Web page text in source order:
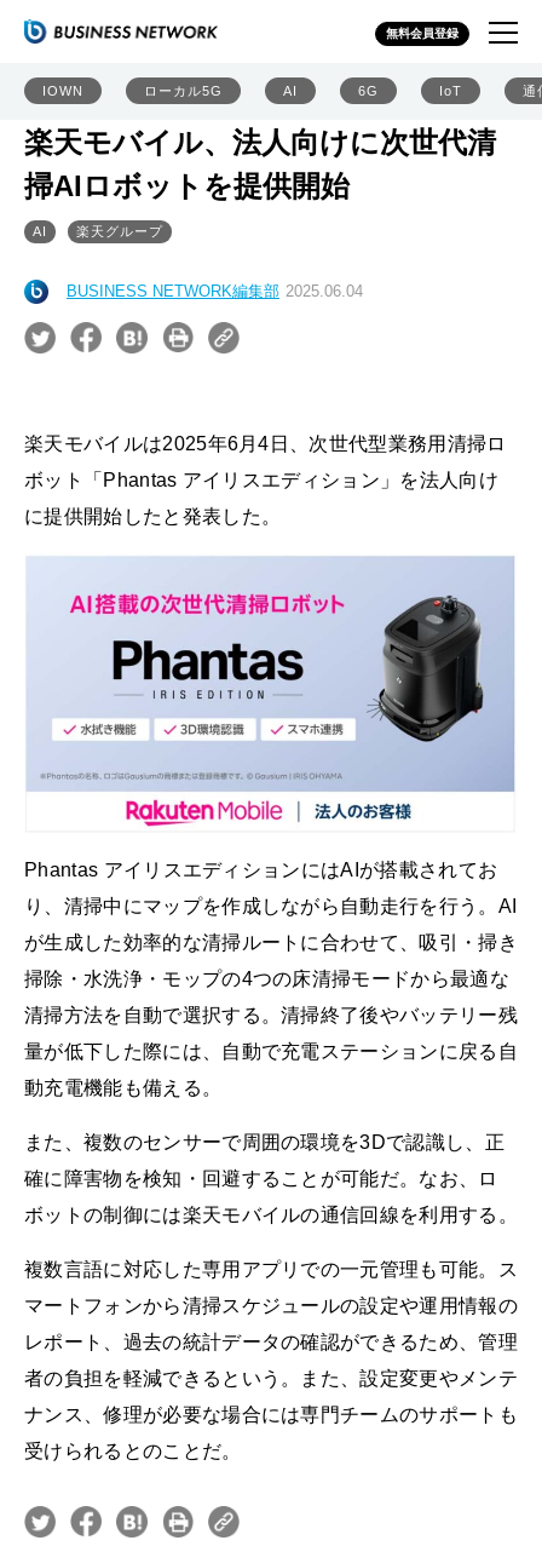
無料会員登録
IOWN ローカル5G AI 6G IoT 通
楽天モバイル、法人向けに次世代清
掃AIロボットを提供開始
AI 楽天グループ
BUSINESS NETWORK編集部 2025.06.04
楽天モバイルは2025年6月4日、次世代型業務用清掃ロ
ボット「Phantas アイリスエディション」を法人向け
に提供開始したと発表した。
Phantas アイリスエディションにはAIが搭載されてお
り、清掃中にマップを作成しながら自動走行を行う。AI
が生成した効率的な清掃ルートに合わせて、吸引・掃き
掃除・水洗浄・モップの4つの床清掃モードから最適な
清掃方法を自動で選択する。清掃終了後やバッテリー残
量が低下した際には、自動で充電ステーションに戻る自
動充電機能も備える。
また、複数のセンサーで周囲の環境を3Dで認識し、正
確に障害物を検知・回避することが可能だ。なお、ロ
ボットの制御には楽天モバイルの通信回線を利用する。
複数言語に対応した専用アプリでの一元管理も可能。ス
マートフォンから清掃スケジュールの設定や運用情報の
レポート、過去の統計データの確認ができるため、管理
者の負担を軽減できるという。また、設定変更やメンテ
ナンス、修理が必要な場合には専門チームのサポートも
受けられるとのことだ。